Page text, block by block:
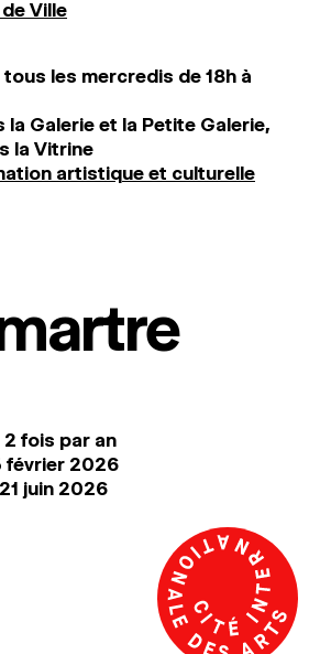
Ville
les mercredis de 18h à
la Galerie et la Petite Galerie,
la Vitrine
artistique et culturelle
fois par an
février 2026
juin 2026